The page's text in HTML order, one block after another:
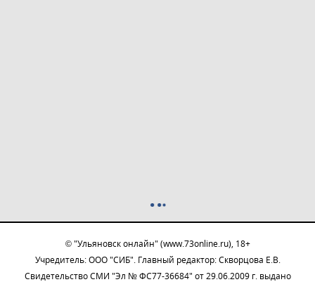
© "Ульяновск онлайн" (www.73online.ru), 18+
Учредитель: ООО "СИБ". Главный редактор: Скворцова Е.В.
Свидетельство СМИ "Эл № ФС77-36684" от 29.06.2009 г. выдано